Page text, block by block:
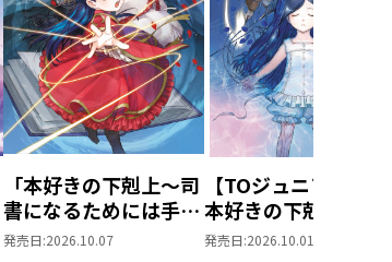
「本好きの下剋上～司
書になるためには手段
を選んでいられません
発売日:2026.10.07
【TOジュニア文庫】
本好きの下剋上 第
部 領主の養女１０
発売日:2026.10.01